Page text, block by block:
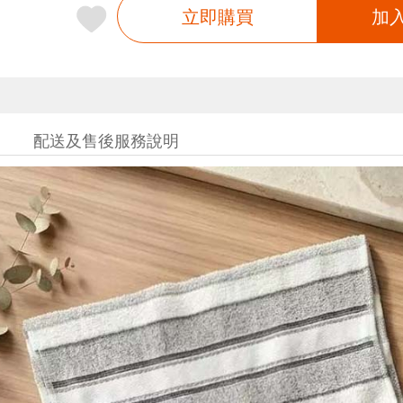
立即購買 加
配送及售後服務說明